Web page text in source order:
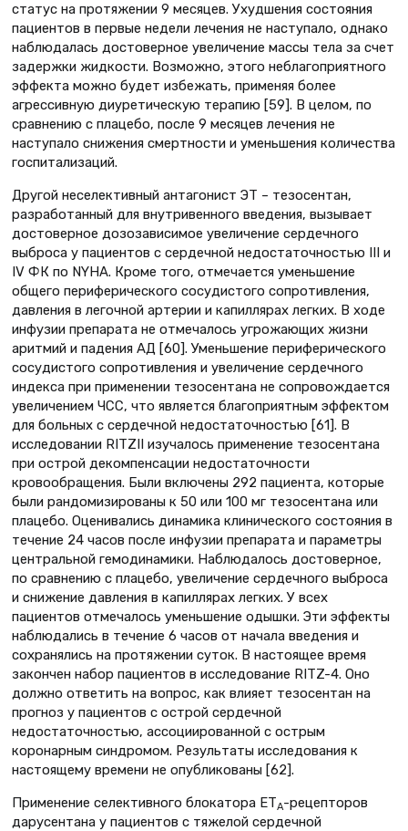
статус на протяжении 9 месяцев. Ухудшения состояния
пациентов в первые недели лечения не наступало, однако
наблюдалась достоверное увеличение массы тела за счет
задержки жидкости. Возможно, этого неблагоприятного
эффекта можно будет избежать, применяя более
агрессивную диуретическую терапию [59]. В целом, по
сравнению с плацебо, после 9 месяцев лечения не
наступало снижения смертности и уменьшения количества
госпитализаций.
Другой неселективный антагонист ЭТ – тезосентан,
разработанный для внутривенного введения, вызывает
достоверное дозозависимое увеличение сердечного
выброса у пациентов с сердечной недостаточностью III и
IV ФК по NYHA. Кроме того, отмечается уменьшение
общего периферического сосудистого сопротивления,
давления в легочной артерии и капиллярах легких. В ходе
инфузии препарата не отмечалось угрожающих жизни
аритмий и падения АД [60]. Уменьшение периферического
сосудистого сопротивления и увеличение сердечного
индекса при применении тезосентана не сопровождается
увеличением ЧСС, что является благоприятным эффектом
для больных с сердечной недостаточностью [61]. В
исследовании RITZII изучалось применение тезосентана
при острой декомпенсации недостаточности
кровообращения. Были включены 292 пациента, которые
были рандомизированы к 50 или 100 мг тезосентана или
плацебо. Оценивались динамика клинического состояния в
течение 24 часов после инфузии препарата и параметры
центральной гемодинамики. Наблюдалось достоверное,
по сравнению с плацебо, увеличение сердечного выброса
и снижение давления в капиллярах легких. У всех
пациентов отмечалось уменьшение одышки. Эти эффекты
наблюдались в течение 6 часов от начала введения и
сохранялись на протяжении суток. В настоящее время
закончен набор пациентов в исследование RITZ-4. Оно
должно ответить на вопрос, как влияет тезосентан на
прогноз у пациентов с острой сердечной
недостаточностью, ассоциированной с острым
коронарным синдромом. Результаты исследования к
настоящему времени не опубликованы [62].
Применение селективного блокатора ЕТА-рецепторов
дарусентана у пациентов с тяжелой сердечной